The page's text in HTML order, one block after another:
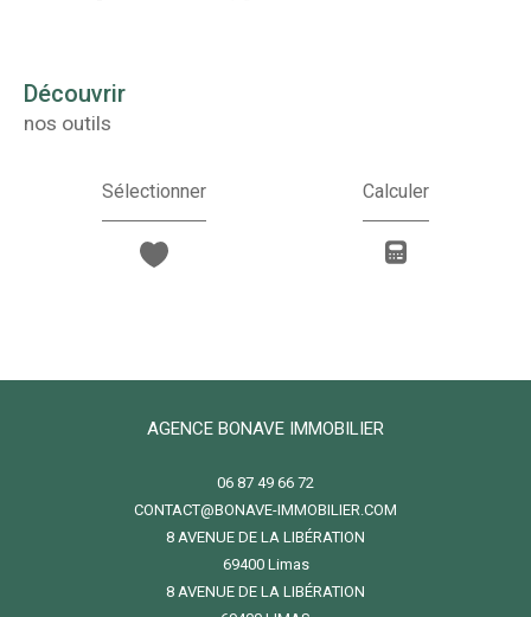
découvrir
nos outils
Sélectionner Calculer
AGENCE BONAVE IMMOBILIER
06 87 49 66 72
CONTACT@BONAVE-IMMOBILIER.COM
8 AVENUE DE LA LIBÉRATION
69400
limas
8 AVENUE DE LA LIBÉRATION